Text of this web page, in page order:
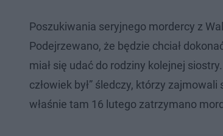
Poszukiwania seryjnego mordercy z
Podejrzewano, że będzie chciał
miał się udać do rodziny kolejnej
człowiek był” śledczy, którzy
właśnie tam 16 lutego zatrzymano